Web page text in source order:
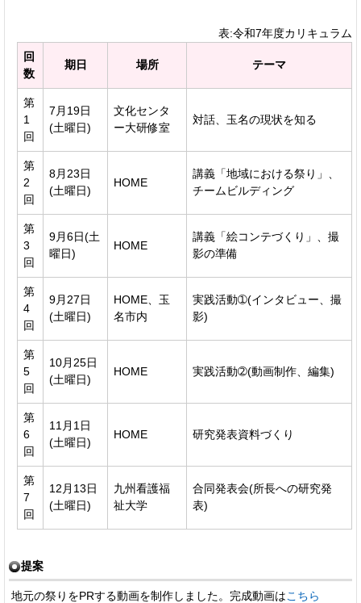
表:令和7年度カリキュラム
回
数
期日 場所 テーマ
第
1
回
7月19日
(土曜日)
文化センタ
ー大研修室
対話、玉名の現状を知る
第
2
回
8月23日
(土曜日)
HOME
講義「地域における祭り」、
チームビルディング
第
3
回
9月6日(土
曜日)
HOME
講義「絵コンテづくり」、撮
影の準備
第
4
回
9月27日
(土曜日)
HOME、玉
名市内
実践活動➀(インタビュー、撮
影)
第
5
回
10月25日
(土曜日)
HOME 実践活動➁(動画制作、編集)
第
6
回
11月1日
(土曜日)
HOME 研究発表資料づくり
第
7
回
12月13日
(土曜日)
九州看護福
祉大学
合同発表会(所長への研究発
表)
提案
地元の祭りをPRする動画を制作しました。完成動画はこちら